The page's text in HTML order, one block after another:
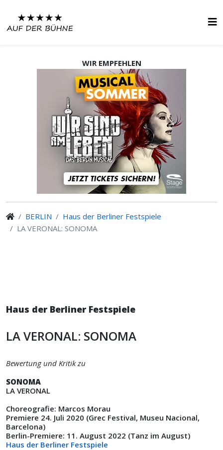
WIR EMPFEHLEN
BERLIN
Haus der Berliner Festspiele
LA VERONAL: SONOMA
Haus der Berliner Festspiele
LA VERONAL: SONOMA
Bewertung und Kritik zu
SONOMA
LA VERONAL
Choreografie: Marcos Morau
Premiere 24. Juli 2020 (Grec Festival, Museu Nacional,
Barcelona)
Berlin-Premiere: 11. August 2022 (Tanz im August)
Haus der Berliner Festspiele